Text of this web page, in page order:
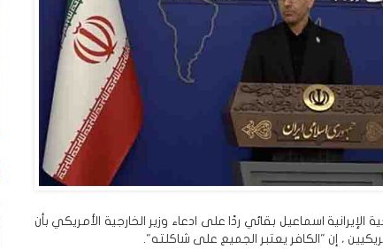
الإيرانية اسماعيل بقائي ردًا على ادعاء وزير الخارجية الأمريكي بأن
، إن "الكافر يعتبر الجميع على شاكلته".